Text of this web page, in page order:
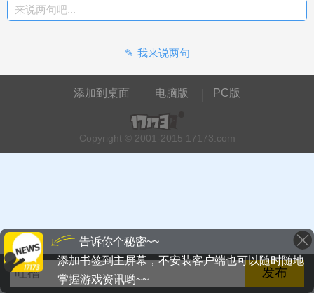
来说两句吧...
我来说两句
添加到桌面 电脑版 PC版
Copyright © 2001-2015 17173.com
告诉你个秘密~~
添加书签到主屏幕，不安装客户端也可以随时随地
掌握游戏资讯哟~~